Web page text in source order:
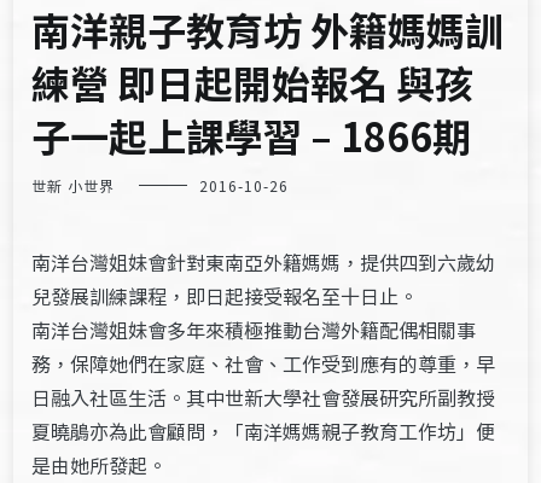
南洋親子教育坊 外籍媽媽訓
練營 即日起開始報名 與孩
子一起上課學習 – 1866期
世新 小世界 2016-10-26
南洋台灣姐妹會針對東南亞外籍媽媽，提供四到六歲幼
兒發展訓練課程，即日起接受報名至十日止。
南洋台灣姐妹會多年來積極推動台灣外籍配偶相關事
務，保障她們在家庭、社會、工作受到應有的尊重，早
日融入社區生活。其中世新大學社會發展研究所副教授
夏曉鵑亦為此會顧問，「南洋媽媽親子教育工作坊」便
是由她所發起。